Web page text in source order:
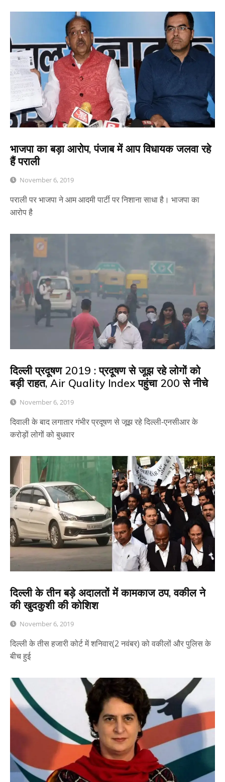
भाजपा का बड़ा आरोप, पंजाब में आप विधायक जलवा रहे
हैं पराली
November 6, 2019
पराली पर भाजपा ने आम आदमी पार्टी पर निशाना साधा है। भाजपा का
आरोप है
दिल्ली प्रदूषण 2019 : प्रदूषण से जूझ रहे लोगों को
बड़ी राहत, Air Quality Index पहुंचा 200 से नीचे
November 6, 2019
दिवाली के बाद लगातार गंभीर प्रदूषण से जूझ रहे दिल्ली-एनसीआर के
करोड़ों लोगों को बुधवार
दिल्ली के तीन बड़े अदालतों में कामकाज ठप, वकील ने
की खुदकुशी की कोशिश
November 6, 2019
दिल्ली के तीस हजारी कोर्ट में शनिवार(2 नवंबर) को वकीलों और पुलिस के
बीच हुई